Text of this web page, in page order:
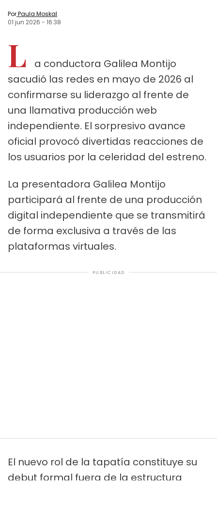
PorPaula Moskal
01 jun 2026 - 16:38
L
a conductora Galilea Montijo
sacudió las redes en mayo de 2026 al
confirmarse su liderazgo al frente de
una llamativa producción web
independiente. El sorpresivo avance
oficial provocó divertidas reacciones de
los usuarios por la celeridad del estreno.
La presentadora Galilea Montijo
participará al frente de una producción
digital independiente que se transmitirá
de forma exclusiva a través de las
plataformas virtuales.
PUBLICIDAD
El nuevo rol de la tapatía constituye su
debut formal fuera de la estructura